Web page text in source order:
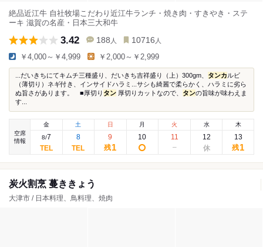
絶品近江牛 自社牧場こだわり近江牛ランチ・焼き肉・すきやき・ステ
ーキ 滋賀の名産・日本三大和牛
3.42 188 人 10716 人
￥4,000～￥4,999 ￥2,000～￥2,999
...だいきちにてキムチ三種盛り、だいきち吉祥盛り（上）300gm、 タンカルビ
（薄切り）ネギ付き、インサイドハラミ...サシも綺麗で柔らかく、ハラミに劣ら
ぬ旨さがあります。 ■厚切り タン 厚切りカットなので、 タンの旨味が味わえま
す...
空席
情報
金
8/7
土
8
日
9
残1
月
10
火
11
水
12
木
13
残1
炭火割烹 蔓ききょう
大津市 / 日本料理、鳥料理、焼肉